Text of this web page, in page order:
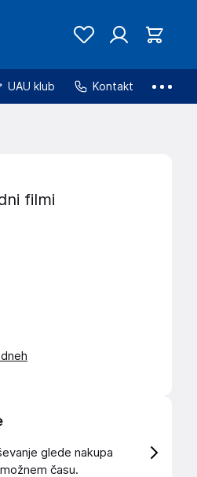
UAU klub Kontakt
filmi
glede nakupa
času.